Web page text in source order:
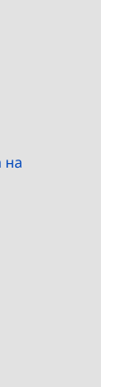
на